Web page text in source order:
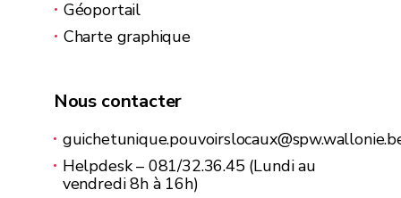
Géoportail
Charte graphique
Nous contacter
Helpdesk – 081/32.36.45 (Lundi au
vendredi 8h à 16h)